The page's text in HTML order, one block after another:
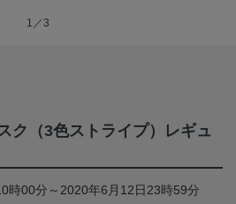
1／3
ク（3色ストライプ）レギュ
時00分～2020年6月12日23時59分